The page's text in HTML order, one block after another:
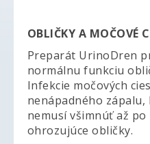
OBLIČKY A MOČOVÉ
Preparát UrinoDren
normálnu funkciu
Infekcie močových
nenápadného
nemusí všimnúť až
ohrozujúce obličky.